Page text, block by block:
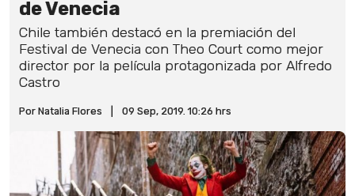
de Venecia
Chile también destacó en la premiación del
Festival de Venecia con Theo Court como mejor
director por la película protagonizada por Alfredo
Castro
Por Natalia Flores 09 Sep, 2019. 10:26 hrs